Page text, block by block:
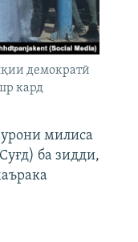
демократӣ
кард
милиса
ба зидди,